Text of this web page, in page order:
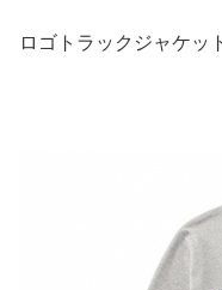
ロゴトラックジャケッ